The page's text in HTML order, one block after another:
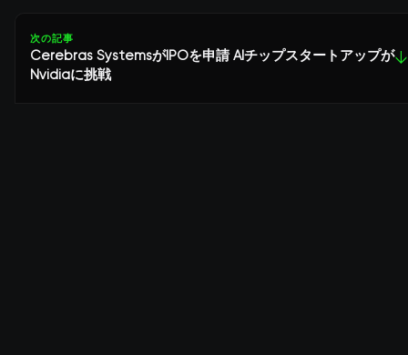
次の記事
Cerebras SystemsがIPOを申請 AIチップスタートアップが
Nvidiaに挑戦
↓